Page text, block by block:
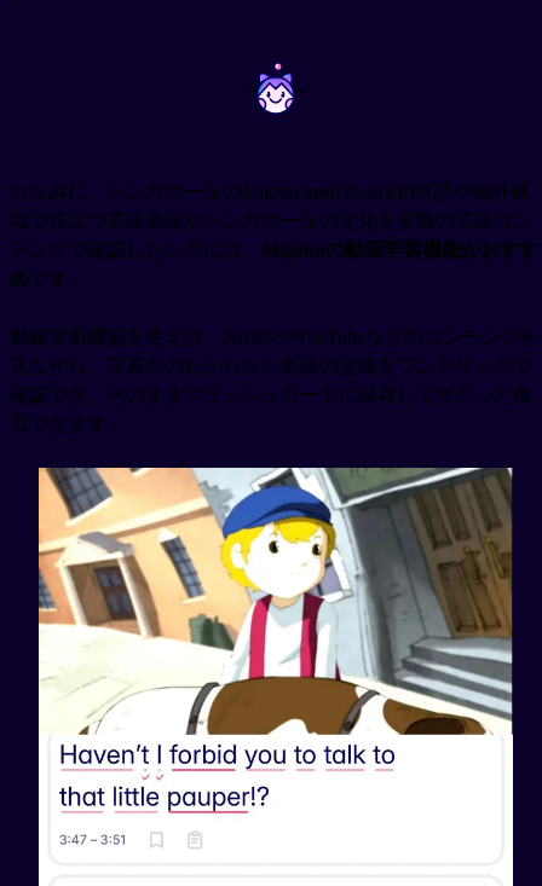
~ ~
ちなみに、シンガポールのEmployment Pass(EP)申請や海外就
職で役立つ英語表現やシンガポールの文化を実際の英語コン
テンツで確認したい方には、 Migakuの動画学習機能がおすす
めです。
動画学習機能を使えば、NetflixやYouTubeなどのコンテンツを
見ながら、字幕内のわからない単語の意味をワンクリックで
確認でき、そのままフラッシュカードに保存してサクッと復
習できます。